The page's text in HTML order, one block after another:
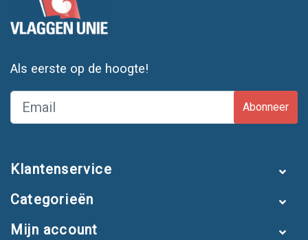
Als eerste op de hoogte!
Abonneer
Klantenservice
Categorieën
Mijn account